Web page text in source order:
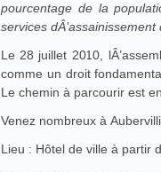
pourcentage de la
services dÂ’assainissement
Le 28 juillet 2010,
comme un droit
Le chemin à parcourir est
Venez nombreux à
Lieu : Hôtel de ville à partir